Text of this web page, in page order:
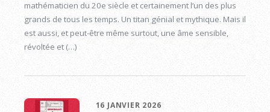
mathématicien du 20e siècle et certainement l’un des plus
grands de tous les temps. Un titan génial et mythique. Mais il
est aussi, et peut-être même surtout, une âme sensible,
révoltée et (…)
16 JANVIER 2026